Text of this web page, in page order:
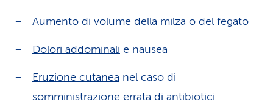
Aumento di volume della milza o del fegato
Dolori addominali e nausea
Eruzione cutanea nel caso di
somministrazione errata di antibiotici